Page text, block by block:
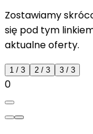
Zostawiamy
się pod tym
aktualne oferty.
1 / 3 2 / 3 3 / 3
0